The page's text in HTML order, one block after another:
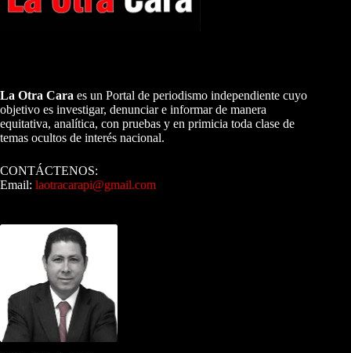
La Otra Cara es un Portal de periodismo independiente cuyo
objetivo es investigar, denunciar e informar de manera
equitativa, analítica, con pruebas y en primicia toda clase de
temas ocultos de interés nacional.
CONTÁCTENOS:
Email: laotracarapi@gmail.com